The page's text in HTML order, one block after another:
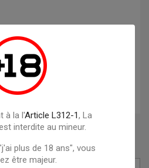
à la l'Article L312-1, La
interdite au mineur.
plus de 18 ans", vous
être majeur.